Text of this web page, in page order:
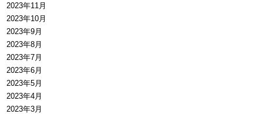
2023年11月
2023年10月
2023年9月
2023年8月
2023年7月
2023年6月
2023年5月
2023年4月
2023年3月